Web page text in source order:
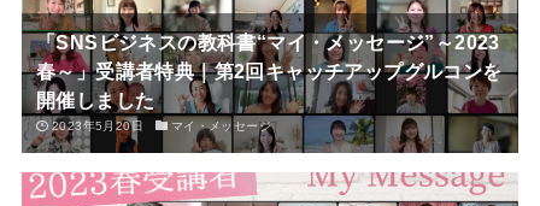
「SNSビジネスの教科書“マイ・メッセージ”～2023
春～」受講者特典｜第2回キャッチアップグルコンを
開催しました
2023年5月20日 マイ・メッセージ